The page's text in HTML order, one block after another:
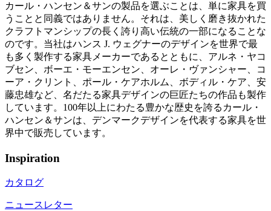
カール・ハンセン＆サンの製品を選ぶことは、単に家具を買
うことと同義ではありません。それは、美しく磨き抜かれた
クラフトマンシップの長く誇り高い伝統の一部になることな
のです。当社はハンス J. ウェグナーのデザインを世界で最
も多く製作する家具メーカーであるとともに、アルネ・ヤコ
ブセン、ボーエ・モーエンセン、オーレ・ヴァンシャー、コ
ーア・クリント、ポール・ケアホルム、ボディル・ケア、安
藤忠雄など、名だたる家具デザインの巨匠たちの作品も製作
しています。100年以上にわたる豊かな歴史を誇るカール・
ハンセン＆サンは、デンマークデザインを代表する家具を世
界中で販売しています。
Inspiration
カタログ
ニュースレター